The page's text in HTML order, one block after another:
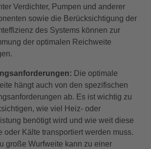
Verdichter, Pumpen und anderer
sowie die Berücksichtigung der
des Systems können zur
der optimalen Reichweite
Die optimale
hängt auch von den spezifischen
ab. Es ist wichtig zu
wie viel Heiz- oder
benötigt wird und wie weit diese
oder Kälte transportiert werden muss.
große Wurfweite kann zu einer